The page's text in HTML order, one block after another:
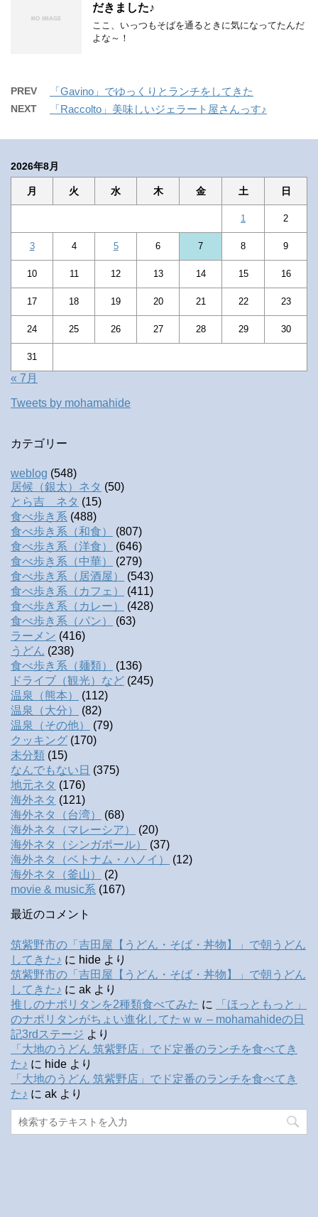
だきました♪
ここ、いっつもそばを通るときに気になってたんだ
よな～！
PREV 「Gavino」でゆっくりとランチをしてきた
NEXT 「Raccolto」美味しいジェラート屋さんっす♪
2026年8月
月 火 水 木 金 土 日
1 2
3 4 5 6 7 8 9
10 11 12 13 14 15 16
17 18 19 20 21 22 23
24 25 26 27 28 29 30
31
« 7月
Tweets by mohamahide
カテゴリー
weblog (548)
居候（銀太）ネタ (50)
とら吉 ネタ (15)
食べ歩き系 (488)
食べ歩き系（和食）
(807)
食べ歩き系（洋食）
(646)
食べ歩き系（中華）
(279)
食べ歩き系（居酒屋）
(543)
食べ歩き系（カフェ）
(411)
食べ歩き系（カレー）
(428)
食べ歩き系（パン）
(63)
ラーメン (416)
うどん (238)
食べ歩き系（麺類）
(136)
ドライブ（観光）など (245)
温泉（熊本）
(112)
温泉（大分）
(82)
温泉（その他）
(79)
クッキング (170)
未分類 (15)
なんでもない日 (375)
地元ネタ (176)
海外ネタ (121)
海外ネタ（台湾）
(68)
海外ネタ（マレーシア）
(20)
海外ネタ（シンガポール）
(37)
海外ネタ（ベトナム・ハノイ）
(12)
海外ネタ（釜山）
(2)
movie & music系 (167)
最近のコメント
筑紫野市の「吉田屋【うどん・そば・丼物】」で朝うどん
してきた♪ に hide より
筑紫野市の「吉田屋【うどん・そば・丼物】」で朝うどん
してきた♪ に ak より
推しのナポリタンを2種類食べてみた に
「ほっともっと」
のナポリタンがちょい進化してたｗｗ – mohamahideの日
記3rdステージ より
「大地のうどん 筑紫野店」でド定番のランチを食べてき
た♪ に hide より
「大地のうどん 筑紫野店」でド定番のランチを食べてき
た♪ に ak より